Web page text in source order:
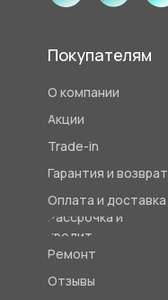
О компании
Акции
Trade-in
Гарантия и возврат
Оплата и доставка
Рассрочка и
кредит
Ремонт
Отзывы
Покупателям